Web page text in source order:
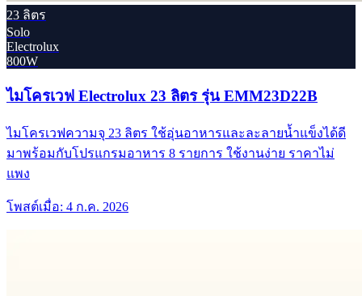
23 ลิตร
Solo
Electrolux
800W
ไมโครเวฟ Electrolux 23 ลิตร รุ่น EMM23D22B
ไมโครเวฟความจุ 23 ลิตร ใช้อุ่นอาหารและละลายน้ำแข็งได้ดี
มาพร้อมกับโปรแกรมอาหาร 8 รายการ ใช้งานง่าย ราคาไม่
แพง
โพสต์เมื่อ: 4 ก.ค. 2026